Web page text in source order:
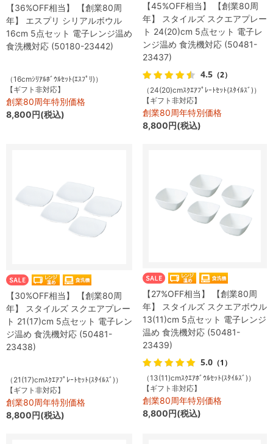
【36%OFF相当】 【創業80周
年】 エスプリ シリアルボウル
16cm 5点セット 電子レンジ温め
食洗機対応 (50180-23442)
（16cmｼﾘｱﾙﾎﾞｳﾙｾｯﾄ(ｴｽﾌﾟﾘ)）
【ギフト非対応】
創業80周年特別価格
8,800円(税込)
【45%OFF相当】 【創業80周
年】 スタイルズ スクエアプレー
ト 24(20)cm 5点セット 電子レ
ンジ温め 食洗機対応 (50481-
23437)
4.5 （2）
（24(20)cmｽｸｴｱﾌﾟﾚｰﾄｾｯﾄ(ｽﾀｲﾙｽﾞ)）
【ギフト非対応】
創業80周年特別価格
8,800円(税込)
【30%OFF相当】 【創業80周
年】 スタイルズ スクエアプレー
ト 21(17)cm 5点セット 電子レン
ジ温め 食洗機対応 (50481-
23438)
（21(17)cmｽｸｴｱﾌﾟﾚｰﾄｾｯﾄ(ｽﾀｲﾙｽﾞ)）
【ギフト非対応】
創業80周年特別価格
8,800円(税込)
【27%OFF相当】 【創業80周
年】 スタイルズ スクエアボウル
13(11)cm 5点セット 電子レンジ
温め 食洗機対応 (50481-
23439)
5.0 （1）
（13(11)cmｽｸｴｱﾎﾞｳﾙｾｯﾄ(ｽﾀｲﾙｽﾞ)）
【ギフト非対応】
創業80周年特別価格
8,800円(税込)